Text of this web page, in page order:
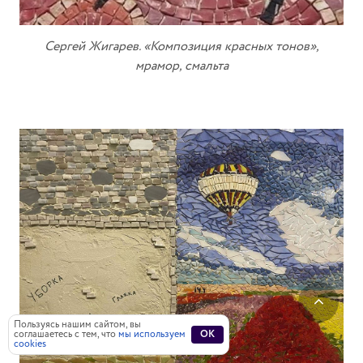
Сергей Жигарев. «Композиция красных тонов»,
мрамор, смальта
Пользуясь нашим сайтом, вы
соглашаетесь с тем, чтомы используем
cookies
OK